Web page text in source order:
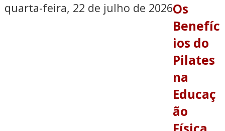
quarta-feira, 22 de julho de 2026Os
Benefíc
ios do
Pilates
na
Educaç
ão